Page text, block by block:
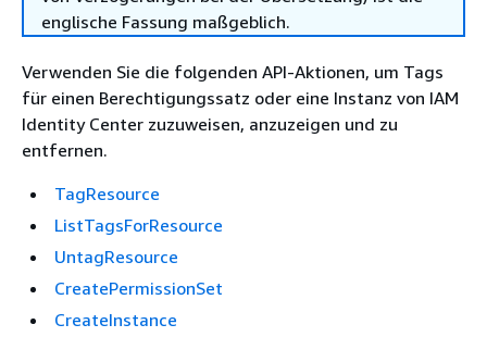
englische Fassung maßgeblich.
Verwenden Sie die folgenden API-Aktionen, um Tags
für einen Berechtigungssatz oder eine Instanz von IAM
Identity Center zuzuweisen, anzuzeigen und zu
entfernen.
TagResource
ListTagsForResource
UntagResource
CreatePermissionSet
CreateInstance